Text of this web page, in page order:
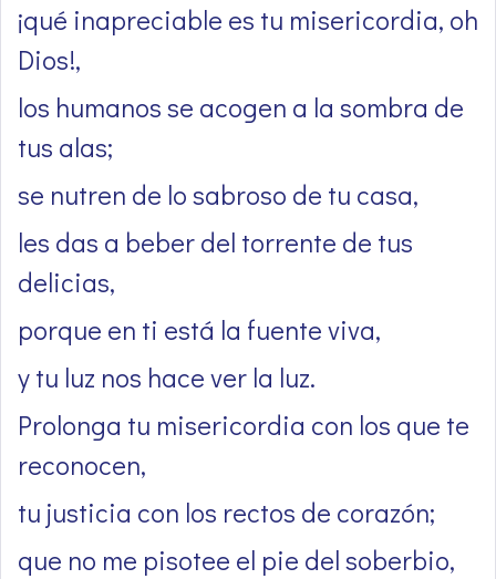
¡qué inapreciable es tu misericordia, oh
Dios!,
los humanos se acogen a la sombra de
tus alas;
se nutren de lo sabroso de tu casa,
les das a beber del torrente de tus
delicias,
porque en ti está la fuente viva,
y tu luz nos hace ver la luz.
Prolonga tu misericordia con los que te
reconocen,
tu justicia con los rectos de corazón;
que no me pisotee el pie del soberbio,